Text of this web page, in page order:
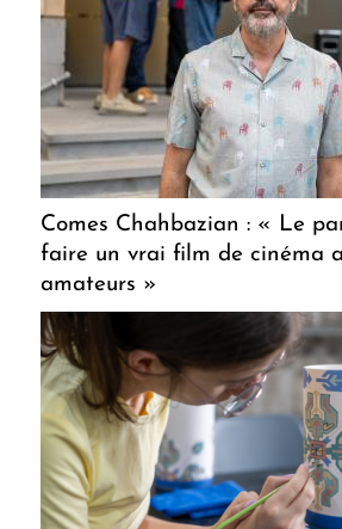
Comes Chahbazian : « Le
faire un vrai film de cinéma
amateurs »